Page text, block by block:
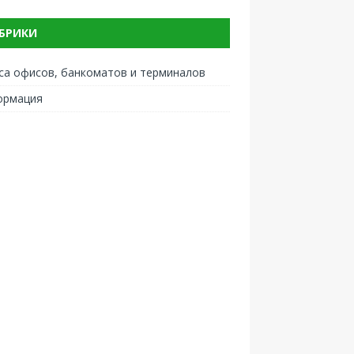
офисов, банкоматов и терминалов